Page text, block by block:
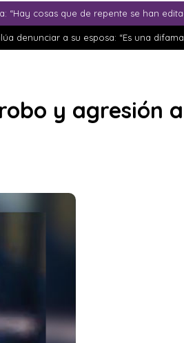
“Hay cosas que de repente se han
denunciar a su esposa: “Es una
y agresión